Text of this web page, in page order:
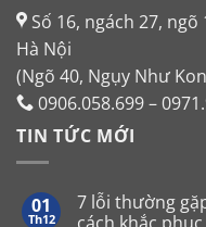
Số 16, ngách 27,
Hà Nội
(Ngõ 40, Ngụy Như
0906.058.699 –
TIN TỨC MỚI
01
Th12
7 lỗi thường